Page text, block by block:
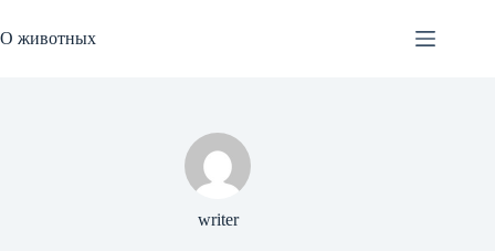
к
сути
О животных
writer